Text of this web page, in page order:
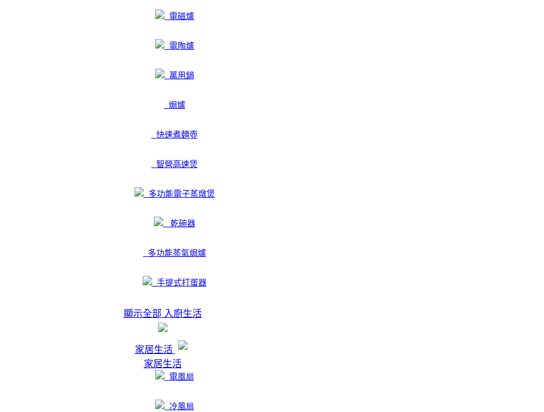
電磁爐
電陶爐
萬用鍋
焗爐
快速煮麵壺
智營高速煲
多功能電子蒸燉煲
乾碗器
多功能蒸氣焗爐
手提式打蛋器
顯示全部 入廚生活
家居生活
家居生活
電風扇
冷風扇